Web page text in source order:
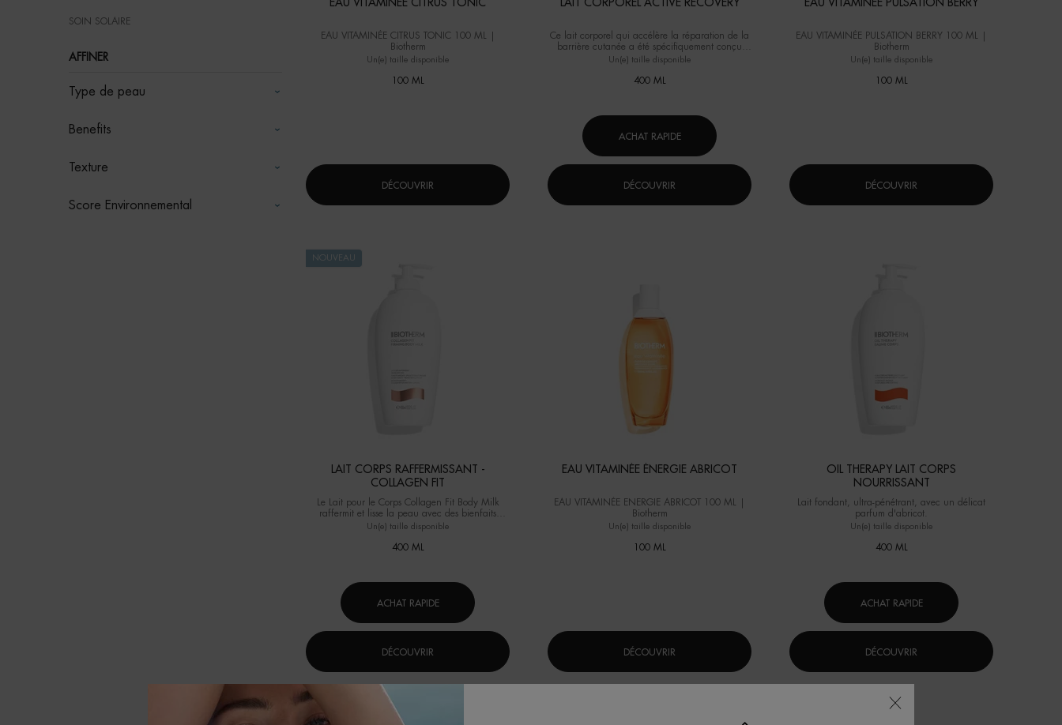
SOIN SOLAIRE
AFFINER
Type de peau
Benefits
Texture
Score Environnemental
EAU VITAMINÉE CITRUS TONIC
EAU VITAMINÉE CITRUS TONIC 100 ML |
Biotherm
Un(e) taille disponible
100 ML
DÉCOUVRIR
LAIT CORPOREL ACTIVE RECOVERY
Ce lait corporel qui accélère la réparation de la
barrière cutanée a été spécifiquement conçu
pour apaiser les peaux irritées, abîmées et
Un(e) taille disponible
400 ML
ACHAT RAPIDE
DÉCOUVRIR
EAU VITAMINÉE PULSATION BERRY
EAU VITAMINÉE PULSATION BERRY 100 ML |
Biotherm
Un(e) taille disponible
100 ML
DÉCOUVRIR
NOUVEAU
LAIT CORPS RAFFERMISSANT -
COLLAGEN FIT
Le Lait pour le Corps Collagen Fit Body Milk
raffermit et lisse la peau avec des bienfaits
hydratants intensifs jusqu'à 48 heures. (Test
Un(e) taille disponible
400 ML
ACHAT RAPIDE
DÉCOUVRIR
EAU VITAMINÉE ÉNERGIE ABRICOT
EAU VITAMINÉE ENERGIE ABRICOT 100 ML |
Biotherm
Un(e) taille disponible
100 ML
DÉCOUVRIR
OIL THERAPY LAIT CORPS
NOURRISSANT
Lait fondant, ultra-pénétrant, avec un délicat
parfum d'abricot.
Un(e) taille disponible
400 ML
ACHAT RAPIDE
DÉCOUVRIR